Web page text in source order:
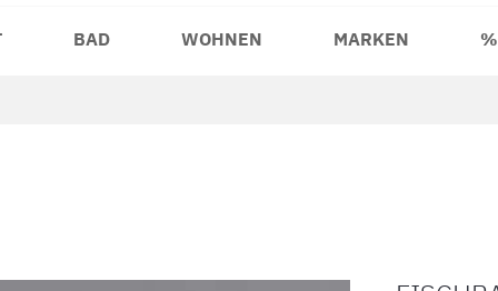
BAD WOHNEN MARKEN